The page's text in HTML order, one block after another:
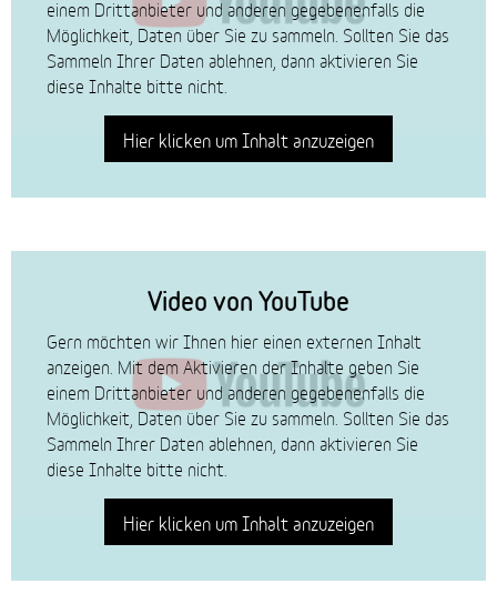
einem Drittanbieter und anderen gegebenenfalls die
Möglichkeit, Daten über Sie zu sammeln. Sollten Sie das
Sammeln Ihrer Daten ablehnen, dann aktivieren Sie
diese Inhalte bitte nicht.
Hier klicken um Inhalt anzuzeigen
Video von YouTube
Gern möchten wir Ihnen hier einen externen Inhalt
anzeigen. Mit dem Aktivieren der Inhalte geben Sie
einem Drittanbieter und anderen gegebenenfalls die
Möglichkeit, Daten über Sie zu sammeln. Sollten Sie das
Sammeln Ihrer Daten ablehnen, dann aktivieren Sie
diese Inhalte bitte nicht.
Hier klicken um Inhalt anzuzeigen